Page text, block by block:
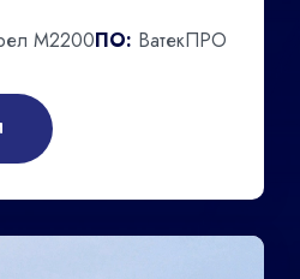
М2200ПО: ВатекПРО